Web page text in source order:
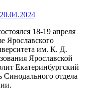
20.04.2024
18-19 апреля
Ярославского
им. К. Д.
Ярославской
Екатеринбургский
Синодального отдела